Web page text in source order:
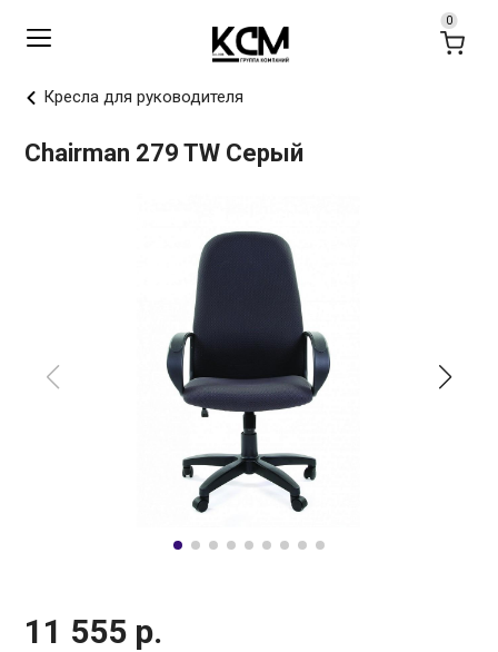
Кресла для руководителя
Chairman 279 TW Серый
11 555 р.